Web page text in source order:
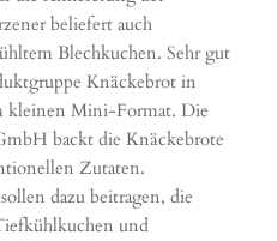
beliefert auch
Blechkuchen. Sehr gut
Knäckebrot in
kleinen Mini-Format. Die
backt die Knäckebrote
Zutaten.
dazu beitragen, die
und